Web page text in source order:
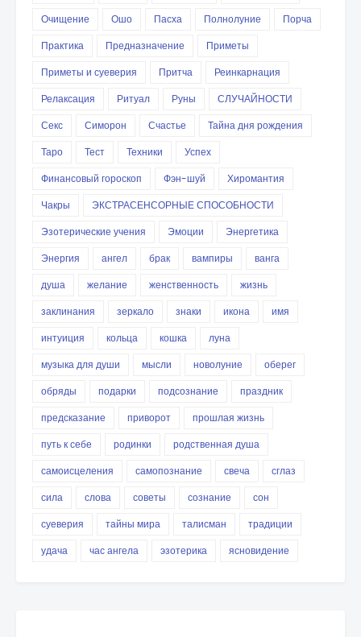
Очищение
Ошо Пасха Полнолуние
Порча
Практика
Предназначение
Приметы
Приметы и суеверия
Притча
Реинкарнация
Релаксация
Ритуал Руны
СЛУЧАЙНОСТИ
Секс
Симорон Счастье
Тайна дня рождения
Таро
Тест Техники
Успех
Финансовый гороскоп
Фэн-шуй
Хиромантия
Чакры
ЭКСТРАСЕНСОРНЫЕ СПОСОБНОСТИ
Эзотерические учения
Эмоции
Энергетика
Энергия
ангел брак вампиры
ванга
душа
желание женственность
жизнь
заклинания
зеркало знаки икона
имя
интуиция
кольца кошка
луна
музыка для души
мысли новолуние
оберег
обряды
подарки подсознание
праздник
предсказание
приворот
прошлая жизнь
путь к себе
родинки
родственная душа
самоисцеления
самопознание свеча
сглаз
сила
слова советы сознание
сон
суеверия
тайны мира талисман
традиции
удача
час ангела эзотерика ясновидение